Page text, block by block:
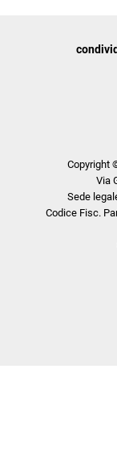
Copyright
Via
Sede
Codice Fisc.